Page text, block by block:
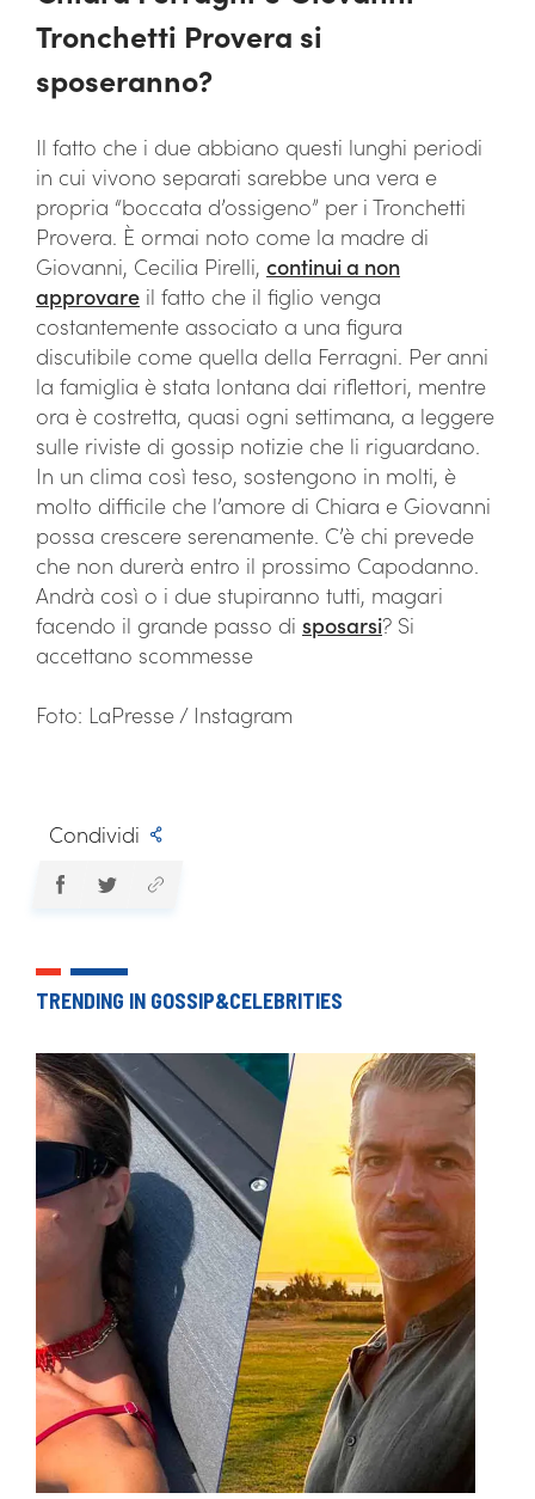
Tronchetti Provera si
sposeranno?
Il fatto che i due abbiano questi lunghi periodi
in cui vivono separati sarebbe una vera e
propria “boccata d’ossigeno” per i Tronchetti
Provera. È ormai noto come la madre di
Giovanni, Cecilia Pirelli, continui a non
approvare il fatto che il figlio venga
costantemente associato a una figura
discutibile come quella della Ferragni. Per anni
la famiglia è stata lontana dai riflettori, mentre
ora è costretta, quasi ogni settimana, a leggere
sulle riviste di gossip notizie che li riguardano.
In un clima così teso, sostengono in molti, è
molto difficile che l’amore di Chiara e Giovanni
possa crescere serenamente. C’è chi prevede
che non durerà entro il prossimo Capodanno.
Andrà così o i due stupiranno tutti, magari
facendo il grande passo di sposarsi? Si
accettano scommesse
Foto: LaPresse / Instagram
Condividi
TRENDING IN GOSSIP&CELEBRITIES